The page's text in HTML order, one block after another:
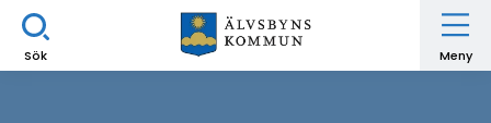
Sök Meny